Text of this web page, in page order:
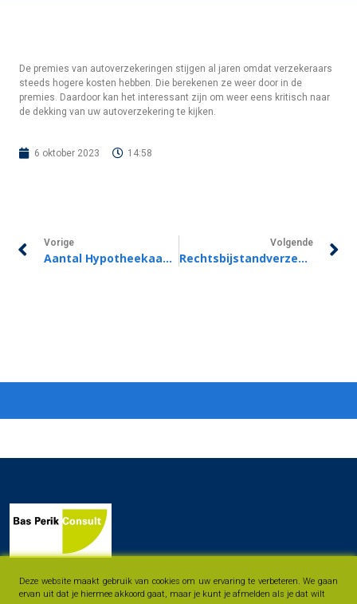
De premies van autoverzekeringen stijgen al jaren omdat verzekeraars
steeds hogere kosten hebben. Die berekenen ze weer door in de
premies. Daardoor kan het interessant zijn om weer eens kritisch naar
de dekking van uw autoverzekering te kijken.
6 oktober 2023 14:58
Vorige
Aantal Hypotheekaanvragen Gelijk Ten Opzichte Van Vorig Kwartaal
Volgende
Rechtsbijstandverzekering: Waar Moet U Op Letten?
Deze website maakt gebruik van cookies om uw ervaring te verbeteren. We gaan
ervan uit dat je hiermee akkoord gaat, maar je kunt je afmelden als je dat wilt